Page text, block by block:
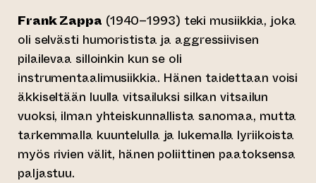
Frank Zappa (1940–1993) teki musiikkia, joka
oli selvästi humoristista ja aggressiivisen
pilailevaa silloinkin kun se oli
instrumentaalimusiikkia. Hänen taidettaan voisi
äkkiseltään luulla vitsailuksi silkan vitsailun
vuoksi, ilman yhteiskunnallista sanomaa, mutta
tarkemmalla kuuntelulla ja lukemalla lyriikoista
myös rivien välit, hänen poliittinen paatoksensa
paljastuu.